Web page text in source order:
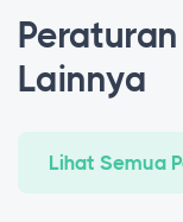
Lainnya
Lihat Semua